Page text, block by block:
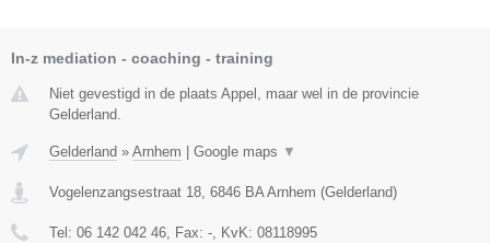
In-z mediation - coaching - training
Niet gevestigd in de plaats Appel, maar wel in de provincie
Gelderland.
Gelderland » Arnhem Google maps ▼
Vogelenzangsestraat 18 6846 BA Arnhem (Gelderland)
Tel: 06 142 042 46 , Fax: - , KvK: 08118995